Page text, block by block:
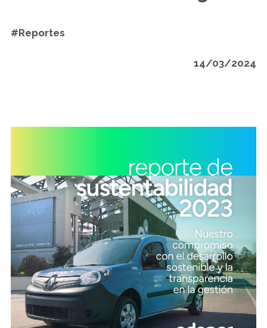
#Reportes
14/03/2024